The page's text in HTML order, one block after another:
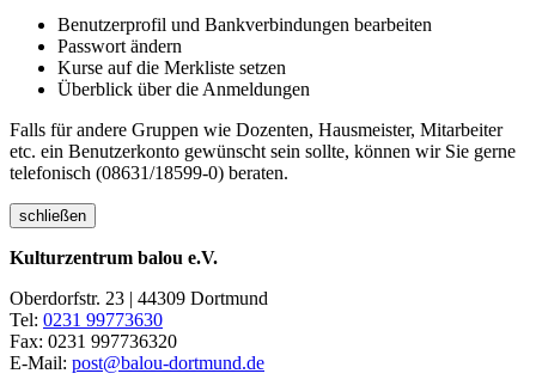
Benutzerprofil und Bankverbindungen bearbeiten
Passwort ändern
Kurse auf die Merkliste setzen
Überblick über die Anmeldungen
Falls für andere Gruppen wie Dozenten, Hausmeister, Mitarbeiter
etc. ein Benutzerkonto gewünscht sein sollte, können wir Sie gerne
telefonisch (08631/18599-0) beraten.
schließen
Kulturzentrum balou e.V.
Oberdorfstr. 23 | 44309 Dortmund
Tel: 0231 99773630
Fax: 0231 997736320
E-Mail: post@balou-dortmund.de